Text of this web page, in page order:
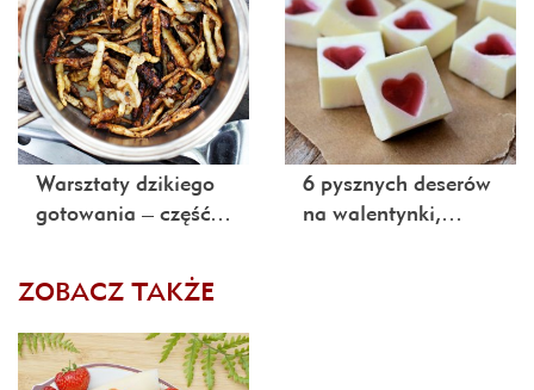
Warsztaty dzikiego
gotowania – część…
6 pysznych deserów
na walentynki,…
ZOBACZ TAKŻE